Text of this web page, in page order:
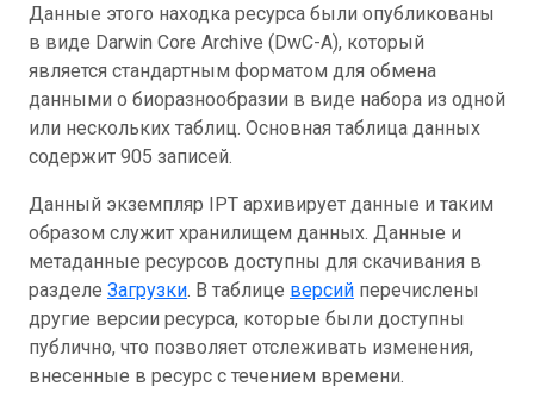
Данные этого находка ресурса были опубликованы
в виде Darwin Core Archive (DwC-A), который
является стандартным форматом для обмена
данными о биоразнообразии в виде набора из одной
или нескольких таблиц. Основная таблица данных
содержит 905 записей.
Данный экземпляр IPT архивирует данные и таким
образом служит хранилищем данных. Данные и
метаданные ресурсов доступны для скачивания в
разделе Загрузки. В таблице версий перечислены
другие версии ресурса, которые были доступны
публично, что позволяет отслеживать изменения,
внесенные в ресурс с течением времени.